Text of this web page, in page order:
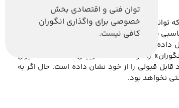
لازم برای در دست گرفتن پروژه و کارهای
برای خود در نظر گرفته و شرکت‌های کوچک با
تا علاوه بر تجمیع سرمایه، هزینه‌ها نیز برای
را خواهد داشت. رییس خانه اقتصاد ایران
قبولی را از خود نشان داده است. حال اگر به
نخواهد بود.
توان فنی و اقتصادی بخش
خصوصی برای واگذاری انگوران
کافی نیست.